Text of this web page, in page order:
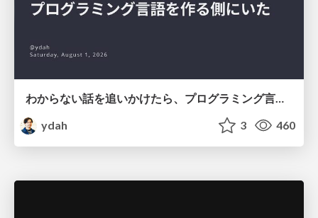
わからない話を追いかけたら、プログラミング言語を作る側にいた
ydah
3 460